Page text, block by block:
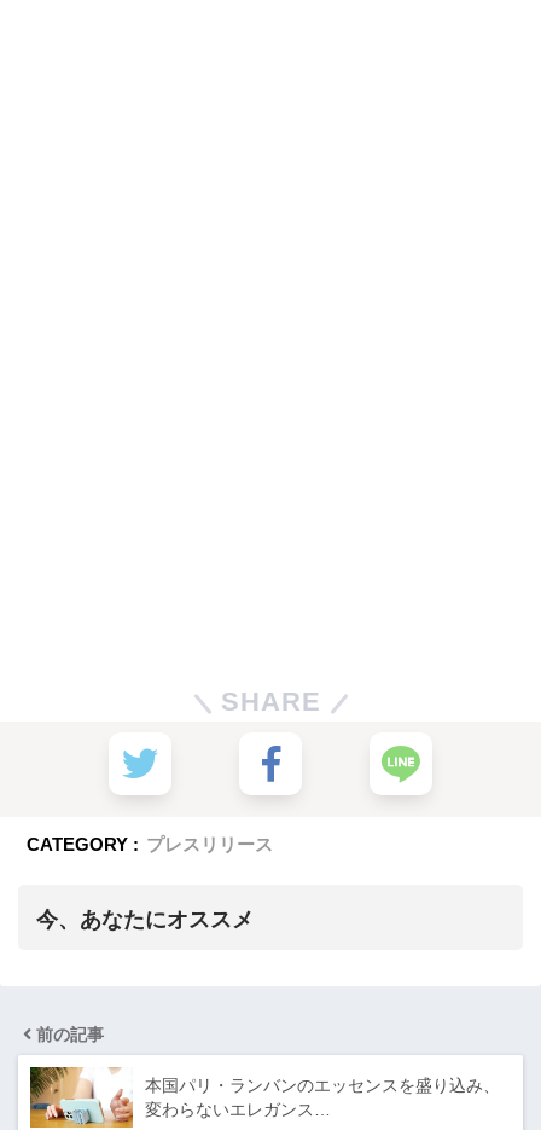
SHARE
CATEGORY : プレスリリース
今、あなたにオススメ
前の記事
本国パリ・ランバンのエッセンスを盛り込み、
変わらないエレガンス…